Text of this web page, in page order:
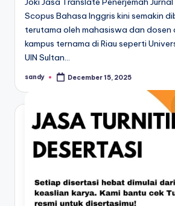
Scopus Bahasa Inggris kini semakin
terutama oleh mahasiswa dan dosen
kampus ternama di Riau seperti
UIN Sultan…
Posted
sandy December 15, 2025